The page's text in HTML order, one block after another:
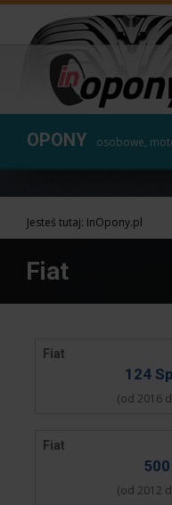
OPONY osobowe,
Jesteś tutaj: InOpony.pl
Fiat
Fiat
124
(od 2016
Fiat
(od 2012